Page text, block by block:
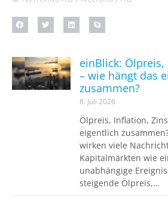
einBlick:
– wie hängt das
zusammen?
8. Juli 2026
Ölpreis, Inflation,
eigentlich
wirken viele
Kapitalmärkten wie
unabhängige
steigende Ölpreis,…